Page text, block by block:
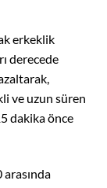
erkeklik
derecede
ve uzun süren
dakika önce